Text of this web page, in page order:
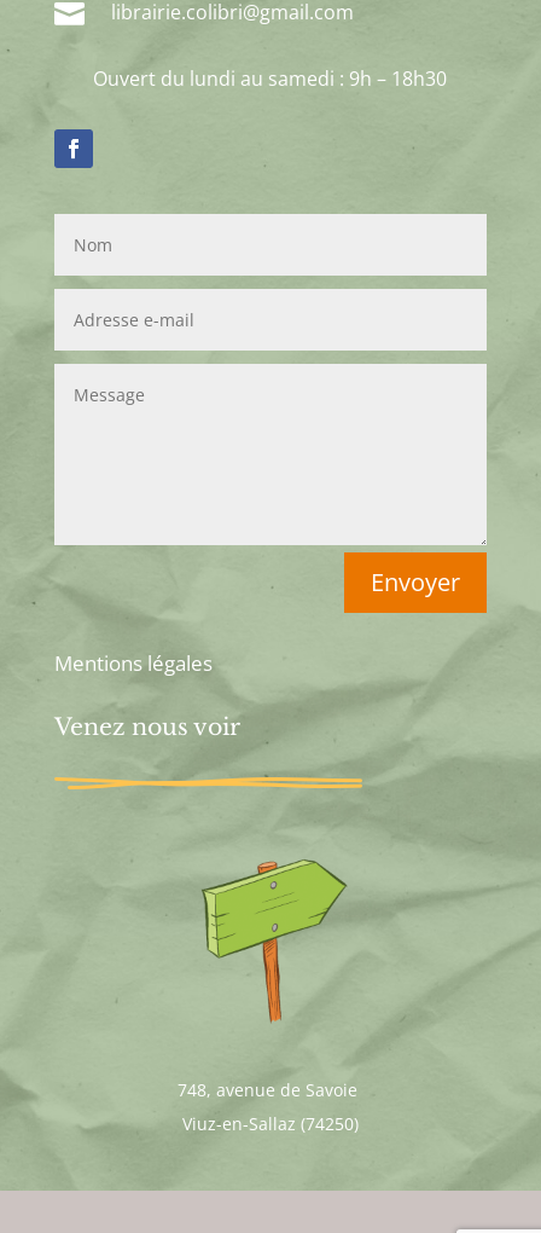
 librairie.colibri@gmail.com
Ouvert du lundi au samedi : 9h – 18h30
Envoyer
Mentions légales
Venez nous voir
748, avenue de Savoie
Viuz-en-Sallaz (74250)